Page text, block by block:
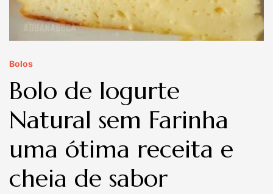
Bolos
Bolo de Iogurte
Natural sem Farinha
uma ótima receita e
cheia de sabor